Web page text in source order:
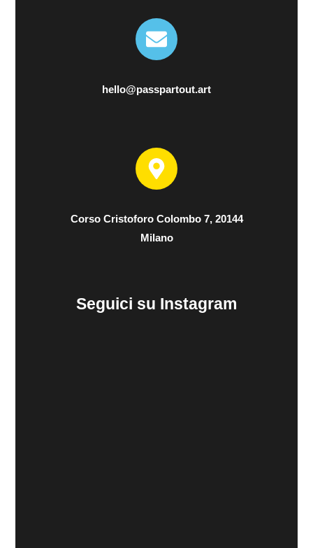
hello@passpartout.art
Corso Cristoforo Colombo 7, 20144
Milano
Seguici su Instagram